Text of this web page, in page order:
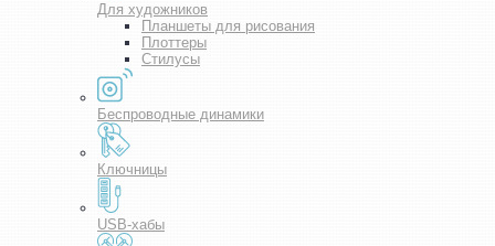
Для художников
Планшеты для рисования
Плоттеры
Стилусы
Беспроводные динамики
Ключницы
USB-хабы